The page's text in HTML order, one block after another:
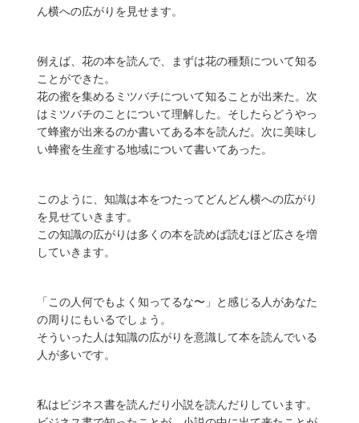
ん横への広がりを見せます。
例えば、花の本を読んで、まずは花の種類について知る
ことができた。
花の蜜を集めるミツバチについて知ることが出来た。次
はミツバチのことについて理解した。そしたらどうやっ
て蜂蜜が出来るのか書いてある本を読んだ。次に美味し
い蜂蜜を生産する地域について書いてあった。
このように、知識は本をつたってどんどん横への広がり
を見せていきます。
この知識の広がりは多くの本を読めば読むほど広さを増
していきます。
「この人何でもよく知ってるな〜」と感じる人があなた
の周りにもいるでしょう。
そういった人は知識の広がりを意識して本を読んでいる
人が多いです。
私はビジネス書を読んだり小説を読んだりしています。